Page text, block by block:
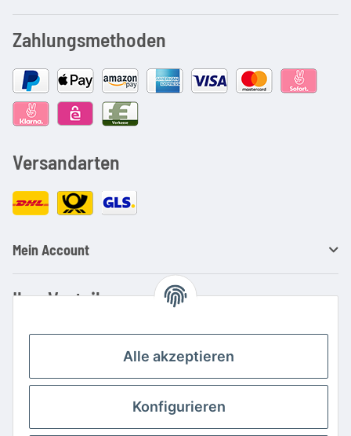
Zahlungsmethoden
Versandarten
Mein Account
Ihre Vorteile
Kauf auf Rechnung
Große Auswahl an Netzteilen und Ladegeräten
Alle akzeptieren
Konfigurieren